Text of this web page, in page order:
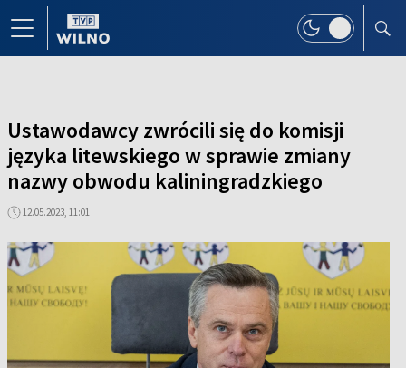
Ustawodawcy zwrócili się do komisji
języka litewskiego w sprawie zmiany
nazwy obwodu kaliningradzkiego
12.05.2023, 11:01